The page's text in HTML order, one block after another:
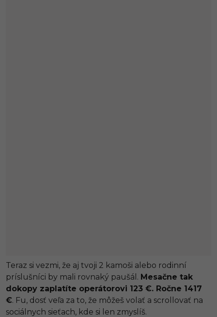
Teraz si vezmi, že aj tvoji 2 kamoši alebo rodinní
príslušníci by mali rovnaký paušál. Mesačne tak
dokopy zaplatíte operátorovi 123 €. Ročne 1417
€. Fu, dosť veľa za to, že môžeš volať a scrollovať na
sociálnych sieťach, kde si len zmyslíš.